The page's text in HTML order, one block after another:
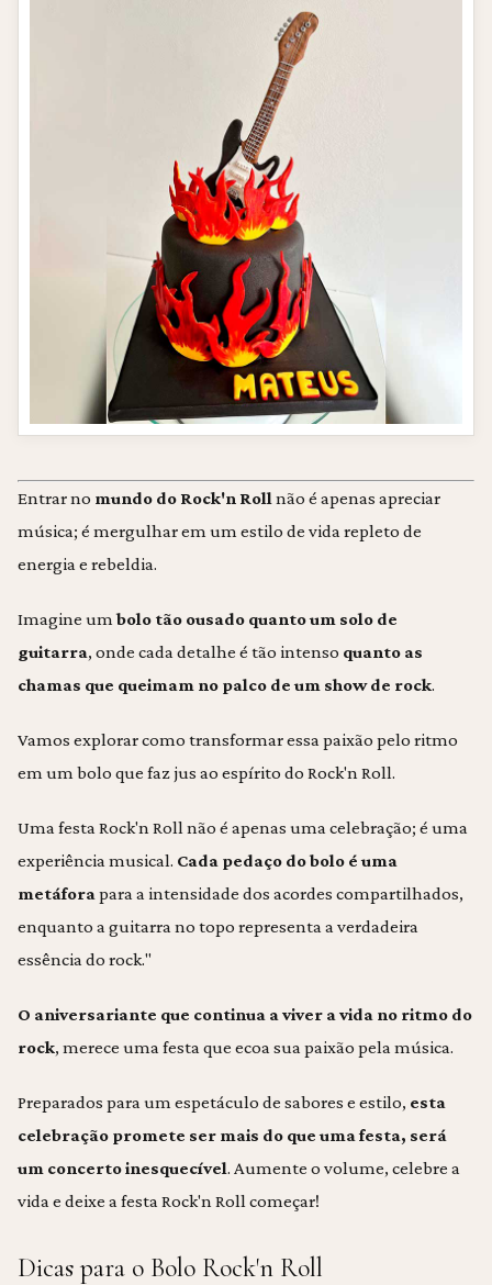
Entrar no mundo do Rock'n Roll não é apenas apreciar
música; é mergulhar em um estilo de vida repleto de
energia e rebeldia.
Imagine umbolo tão ousado quanto um solo de
guitarra, onde cada detalhe é tão intenso quanto as
chamas que queimam no palco de um show de rock.
Vamos explorar como transformar essa paixão pelo ritmo
em um bolo que faz jus ao espírito do Rock'n Roll.
Uma festa Rock'n Roll não é apenas uma celebração; é uma
experiência musical. Cada pedaço do bolo é uma
metáfora para a intensidade dos acordes compartilhados,
enquanto a guitarra no topo representa a verdadeira
essência do rock."
O aniversariante que continua a viver a vida no ritmo do
rock, merece uma festa que ecoa sua paixão pela música.
Preparados para um espetáculo de sabores e estilo, esta
celebração promete ser mais do que uma festa, será
um concerto inesquecível. Aumente o volume, celebre a
vida e deixe a festa Rock'n Roll começar!
Dicas para o Bolo Rock'n Roll